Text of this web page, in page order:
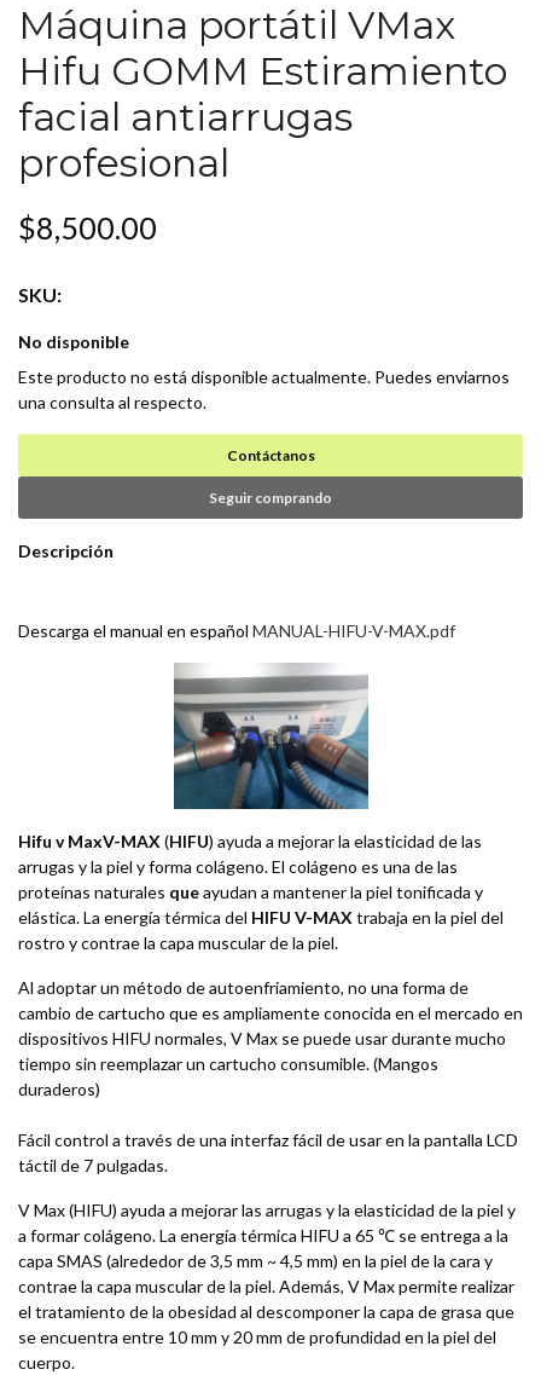
Máquina portátil VMax
Hifu GOMM Estiramiento
facial antiarrugas
profesional
$8,500.00
SKU:
No disponible
Este producto no está disponible actualmente. Puedes enviarnos
una consulta al respecto.
Contáctanos
Seguir comprando
Descripción
Descarga el manual en español MANUAL-HIFU-V-MAX.pdf
Hifu v MaxV-MAX (HIFU) ayuda a mejorar la elasticidad de las
arrugas y la piel y forma colágeno. El colágeno es una de las
proteínas naturales queayudan a mantener la piel tonificada y
elástica. La energía térmica del HIFU V-MAX trabaja en la piel del
rostro y contrae la capa muscular de la piel.
Al adoptar un método de autoenfriamiento, no una forma de
cambio de cartucho que es ampliamente conocida en el mercado en
dispositivos HIFU normales, V Max se puede usar durante mucho
tiempo sin reemplazar un cartucho consumible. (Mangos
duraderos)
Fácil control a través de una interfaz fácil de usar en la pantalla LCD
táctil de 7 pulgadas.
V Max (HIFU) ayuda a mejorar las arrugas y la elasticidad de la piel y
a formar colágeno. La energía térmica HIFU a 65 ℃ se entrega a la
capa SMAS (alrededor de 3,5 mm ~ 4,5 mm) en la piel de la cara y
contrae la capa muscular de la piel. Además, V Max permite realizar
el tratamiento de la obesidad al descomponer la capa de grasa que
se encuentra entre 10 mm y 20 mm de profundidad en la piel del
cuerpo.